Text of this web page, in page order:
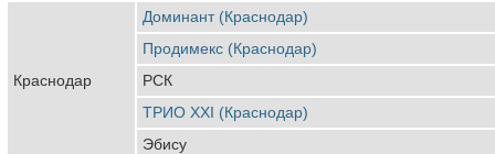
Краснодар
Доминант (Краснодар)
Продимекс (Краснодар)
РСК
ТРИО XXI (Краснодар)
Эбису